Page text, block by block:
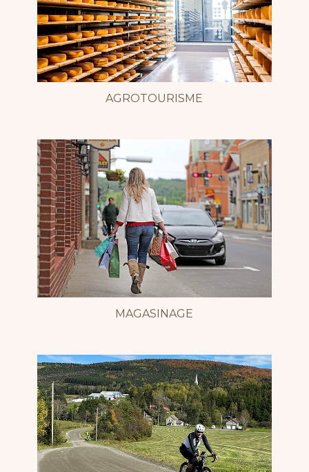
AGROTOURISME
MAGASINAGE